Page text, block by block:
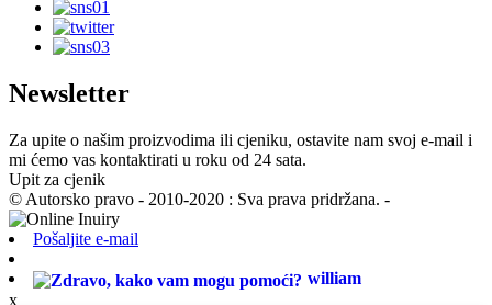
Newsletter
Za upite o našim proizvodima ili cjeniku, ostavite nam svoj e-mail i
mi ćemo vas kontaktirati u roku od 24 sata.
Upit za cjenik
© Autorsko pravo - 2010-2020 : Sva prava pridržana. -
Pošaljite e-mail
william
x